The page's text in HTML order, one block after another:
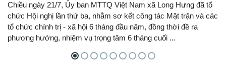
Chiều ngày 21/7, Ủy ban MTTQ Việt Nam xã Long Hưng đã tổ
chức Hội nghị lần thứ ba, nhằm sơ kết công tác Mặt trận và các
tổ chức chính trị - xã hội 6 tháng đầu năm, đồng thời đề ra
phương hướng, nhiệm vụ trọng tâm 6 tháng cuối ...